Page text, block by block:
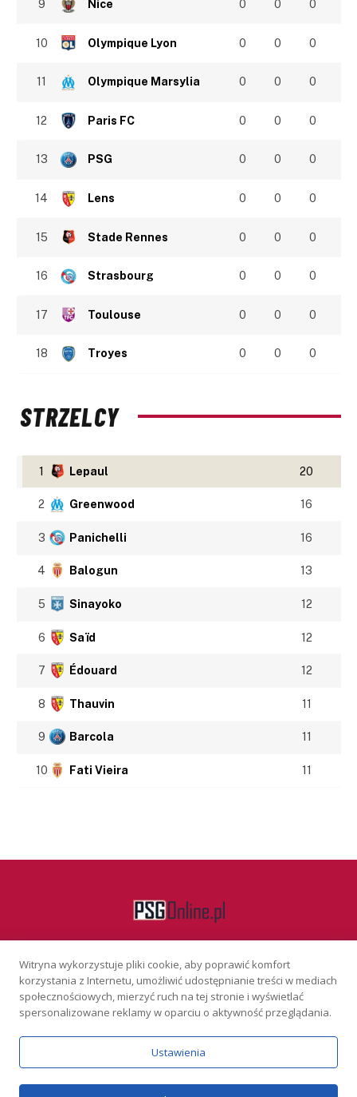
9 Nice 0 0 0
10 Olympique Lyon 0 0 0
11 Olympique Marsylia 0 0 0
12 Paris FC 0 0 0
13 PSG 0 0 0
14 Lens 0 0 0
15 Stade Rennes 0 0 0
16 Strasbourg 0 0 0
17 Toulouse 0 0 0
18 Troyes 0 0 0
STRZELCY
1 Lepaul 20
2 Greenwood 16
3 Panichelli 16
4 Balogun 13
5 Sinayoko 12
6 Saïd 12
7 Édouard 12
8 Thauvin 11
9 Barcola 11
10 Fati Vieira 11
Facebook
KONTAKT REKLAMA POLITYKA PRYWATNOŚCI
Serwis wyłącznie dla osób powyżej 18 lat. Hazard może uzależniać.
Graj odpowiedzialnie.Szczegóły
Copyright © 2026 PSGonline.pl
Witryna wykorzystuje pliki cookie, aby poprawić komfort
korzystania z Internetu, umożliwić udostępnianie treści w mediach
społecznościowych, mierzyć ruch na tej stronie i wyświetlać
spersonalizowane reklamy w oparciu o aktywność przeglądania.
Ustawienia